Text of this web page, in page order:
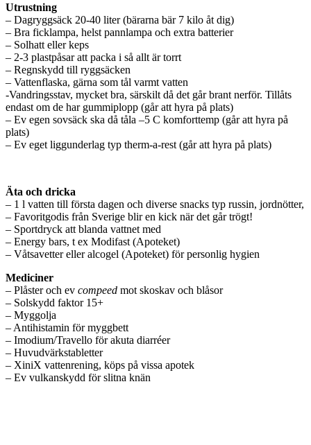
Utrustning
– Dagryggsäck 20-40 liter (bärarna bär 7 kilo åt dig)
– Bra ficklampa, helst pannlampa och extra batterier
– Solhatt eller keps
– 2-3 plastpåsar att packa i så allt är torrt
– Regnskydd till ryggsäcken
– Vattenflaska, gärna som tål varmt vatten
-Vandringsstav, mycket bra, särskilt då det går brant nerför. Tillåts
endast om de har gummiplopp (går att hyra på plats)
– Ev egen sovsäck ska då tåla –5 C komforttemp (går att hyra på
plats)
– Ev eget liggunderlag typ therm-a-rest (går att hyra på plats)
Äta och dricka
– 1 l vatten till första dagen och diverse snacks typ russin, jordnötter,
– Favoritgodis från Sverige blir en kick när det går trögt!
– Sportdryck att blanda vattnet med
– Energy bars, t ex Modifast (Apoteket)
– Våtsavetter eller alcogel (Apoteket) för personlig hygien
Mediciner
– Plåster och ev compeed mot skoskav och blåsor
– Solskydd faktor 15+
– Myggolja
– Antihistamin för myggbett
– Imodium/Travello för akuta diarréer
– Huvudvärkstabletter
– XiniX vattenrening, köps på vissa apotek
– Ev vulkanskydd för slitna knän